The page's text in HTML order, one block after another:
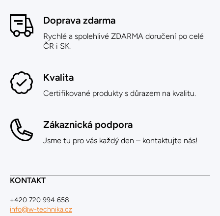
Doprava zdarma
Rychlé a spolehlivé ZDARMA doručení po celé
ČR i SK.
Kvalita
Certifikované produkty s důrazem na kvalitu.
Zákaznická podpora
Jsme tu pro vás každý den – kontaktujte nás!
KONTAKT
+420 720 994 658
info@w-technika.cz